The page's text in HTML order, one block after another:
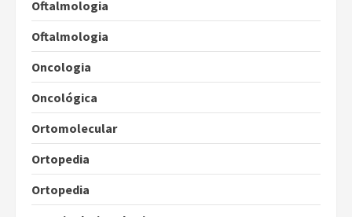
Oftalmologia
Oftalmologia
Oncologia
Oncológica
Ortomolecular
Ortopedia
Ortopedia